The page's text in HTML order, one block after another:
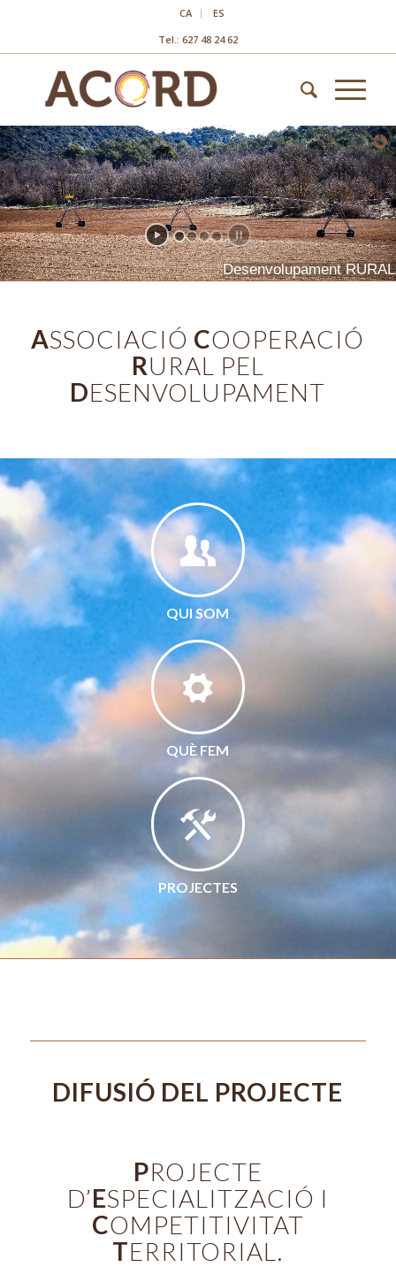
CA
ES
Tel.: 627 48 24 62
Desenvolupament RURAL
ASSOCIACIÓ COOPERACIÓ
RURAL PEL
DESENVOLUPAMENT
QUI SOM
QUÈ FEM
PROJECTES
DIFUSIÓ DEL PROJECTE
PROJECTE
D’ESPECIALITZACIÓ I
COMPETITIVITAT
TERRITORIAL.